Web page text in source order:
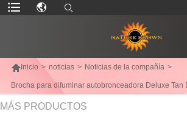
Inicio > noticias > Noticias de la compañía >
Brocha para difuminar autobronceadora Deluxe Tan
MÁS PRODUCTOS